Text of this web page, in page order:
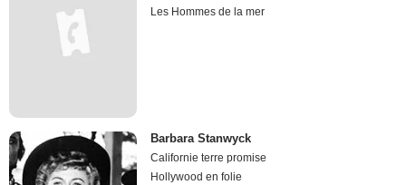
Les Hommes de la mer
Barbara Stanwyck
Californie terre promise
Hollywood en folie